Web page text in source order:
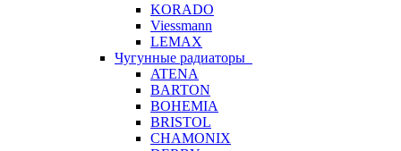
KORADO
Viessmann
LEMAX
Чугунные радиаторы
ATENA
BARTON
BOHEMIA
BRISTOL
CHAMONIX